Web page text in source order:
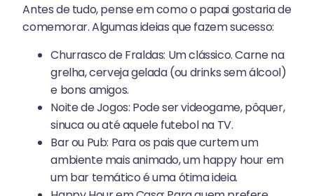
Antes de tudo, pense em como o papai gostaria de
comemorar. Algumas ideias que fazem sucesso:
Churrasco de Fraldas: Um clássico. Carne na
grelha, cerveja gelada (ou drinks sem álcool)
e bons amigos.
Noite de Jogos: Pode ser videogame, pôquer,
sinuca ou até aquele futebol na TV.
Bar ou Pub: Para os pais que curtem um
ambiente mais animado, um happy hour em
um bar temático é uma ótima ideia.